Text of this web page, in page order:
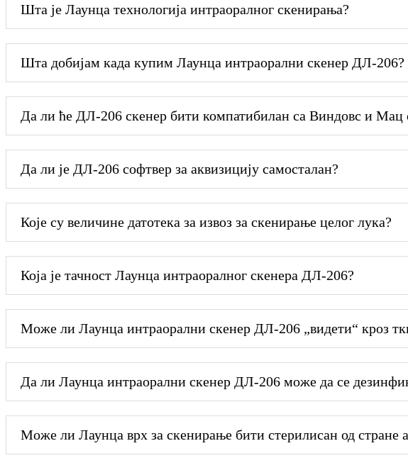
Шта је Лаунца технологија интраоралног скенирања?
Шта добијам када купим Лаунца интраорални скенер ДЛ-206?
Да ли ће ДЛ-206 скенер бити компатибилан са Виндовс и Мац
Да ли је ДЛ-206 софтвер за аквизицију самосталан?
Које су величине датотека за извоз за скенирање целог лука?
Која је тачност Лаунца интраоралног скенера ДЛ-206?
Може ли Лаунца интраорални скенер ДЛ-206 „видети“ кроз
Да ли Лаунца интраорални скенер ДЛ-206 може да се
Може ли Лаунца врх за скенирање бити стерилисан од стране